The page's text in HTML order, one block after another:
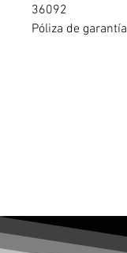
36092
Póliza de garantía